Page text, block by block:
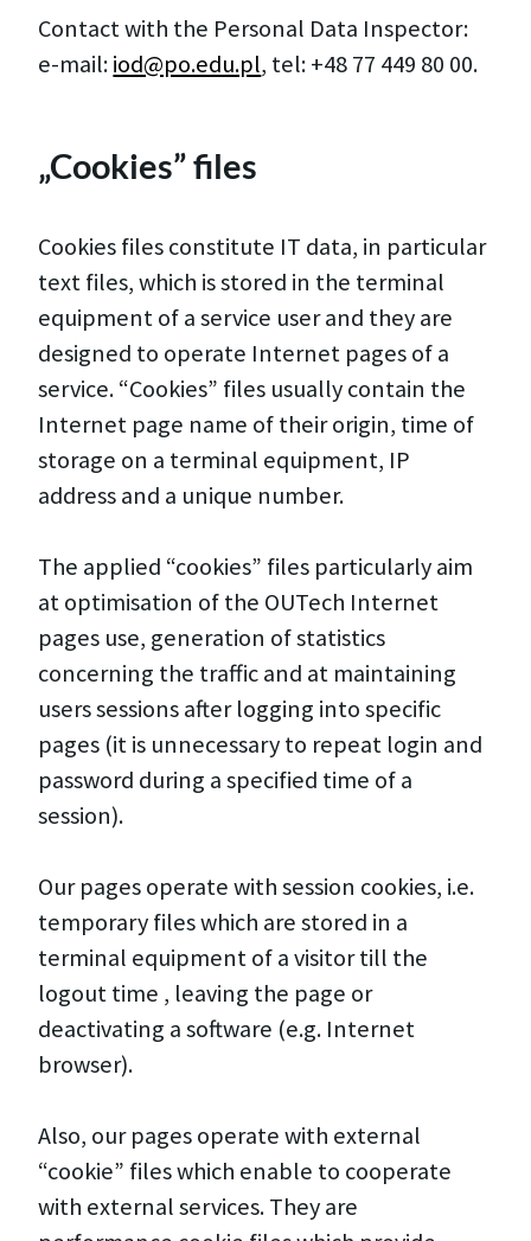
Contact with the Personal Data Inspector:
e-mail:iod@po.edu.pl, tel: +48 77 449 80 00.
„Cookies” files
Cookies files constitute IT data, in particular
text files, which is stored in the terminal
equipment of a service user and they are
designed to operate Internet pages of a
service. “Cookies” files usually contain the
Internet page name of their origin, time of
storage on a terminal equipment, IP
address and a unique number.
The applied “cookies” files particularly aim
at optimisation of the OUTech Internet
pages use, generation of statistics
concerning the traffic and at maintaining
users sessions after logging into specific
pages (it is unnecessary to repeat login and
password during a specified time of a
session).
Our pages operate with session cookies, i.e.
temporary files which are stored in a
terminal equipment of a visitor till the
logout time , leaving the page or
deactivating a software (e.g. Internet
browser).
Also, our pages operate with external
“cookie” files which enable to cooperate
with external services. They are